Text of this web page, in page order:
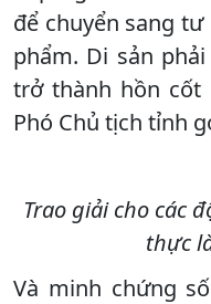
để chuyển sang
phẩm. Di sản
trở thành hồn cốt
Phó Chủ tịch tỉnh
Trao giải cho các
thực
Và minh chứng